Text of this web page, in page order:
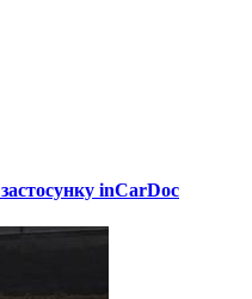
inCarDoc